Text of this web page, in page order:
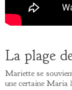
La plage
Mariette se
une certaine Maria